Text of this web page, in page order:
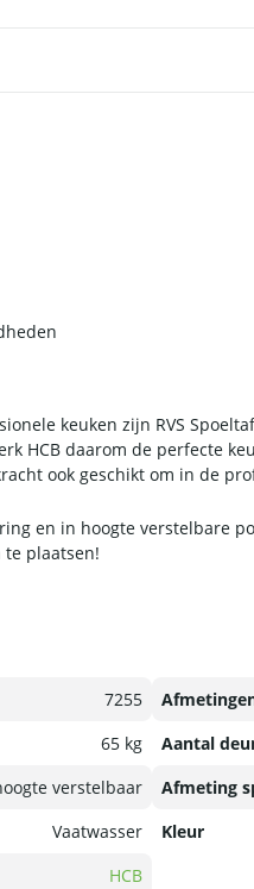
keuken zijn RVS
HCB daarom de perfecte
ook geschikt om in de
en in hoogte verstelbare
plaatsen!
7255
65 kg Aantal
verstelbaar Afmeting
Vaatwasser Kleur
HCB